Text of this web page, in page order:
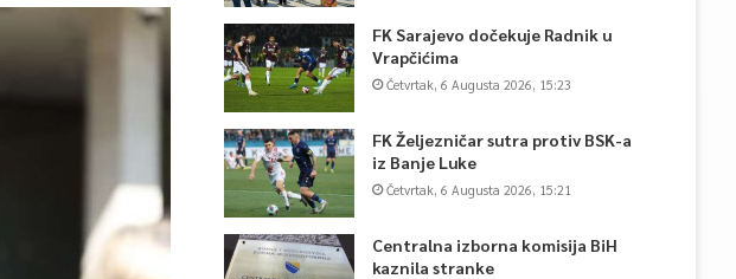
FK Sarajevo dočekuje Radnik u
Vrapčićima
Četvrtak, 6 Augusta 2026, 15:23
FK Željezničar sutra protiv BSK-a
iz Banje Luke
Četvrtak, 6 Augusta 2026, 15:21
Centralna izborna komisija BiH
kaznila stranke